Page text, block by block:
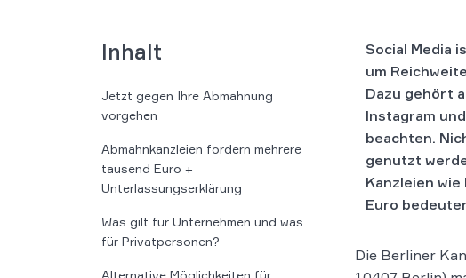
Inhalt
Jetzt gegen Ihre Abmahnung
vorgehen
Abmahnkanzleien fordern mehrere
tausend Euro +
Unterlassungserklärung
Was gilt für Unternehmen und was
für Privatpersonen?
Alternative Möglichkeiten für
Social Media
um
Dazu gehört
Instagram
beachten.
genutzt
Kanzleien
Euro
Die Berliner